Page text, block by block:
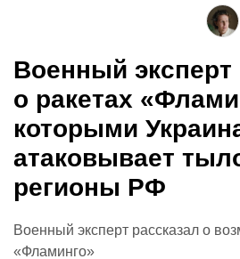
Военный эксперт
о ракетах
которыми
атаковывает
регионы РФ
Военный эксперт рассказал о
«Фламинго»